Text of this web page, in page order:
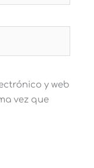
y web
vez que